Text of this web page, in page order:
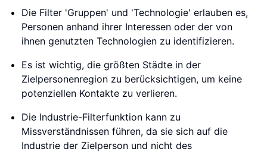
Die Filter 'Gruppen' und 'Technologie' erlauben es,
Personen anhand ihrer Interessen oder der von
ihnen genutzten Technologien zu identifizieren.
Es ist wichtig, die größten Städte in der
Zielpersonenregion zu berücksichtigen, um keine
potenziellen Kontakte zu verlieren.
Die Industrie-Filterfunktion kann zu
Missverständnissen führen, da sie sich auf die
Industrie der Zielperson und nicht des